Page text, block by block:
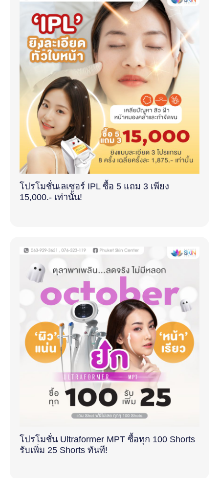
โปรโมชั่นเลเซอร์ IPL ซื้อ 5 แถม 3 เพียง
15,000.- เท่านั้น!
โปรโมชั่น Ultraformer MPT ซื้อทุก 100 Shorts
รับเพิ่ม 25 Shorts ทันที!